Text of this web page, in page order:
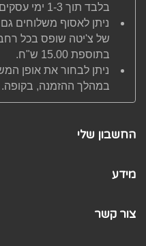
בלבד תוך 1-3 ימי עסקים.
בתוספת 15.00 ש"ח.
ניתן לבחור את אופן
במהלך ההזמנה, בקופה.
החשבון שלי
מידע
צור קשר